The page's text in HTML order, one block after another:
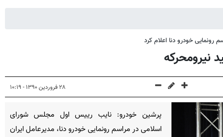
خودرو دنا اعلام کرد
۲۸ فروردین ۱۳۹۰ - ۱۰:۱۹
پرشین خودرو: نایب رییس اول مجلس شورای
اسلامی در مراسم رونمایی خودرو دنا، مدیرعامل ایران